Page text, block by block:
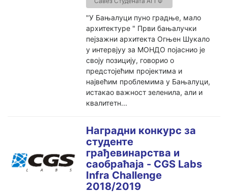
"У Бањалуци пуно градње, мало
архитектуре " Први бањалучки
пејзажни архитекта Огњен Шукало
у интервјуу за МОНДО појаснио је
своју позицију, говорио о
предстојећим пројектима и
највећим проблемима у Бањалуци,
истакао важност зеленила, али и
квалитетн...
Наградни конкурс за
студенте
грађевинарства и
саобраћаја - CGS Labs
Infra Challenge
2018/2019